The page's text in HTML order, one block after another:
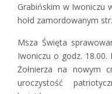
Grabińskim w Iwoniczu
hołd zamordowanym
Msza Święta
Iwoniczu o godz. 18.00.
Żołnierza na nowym
uroczystość